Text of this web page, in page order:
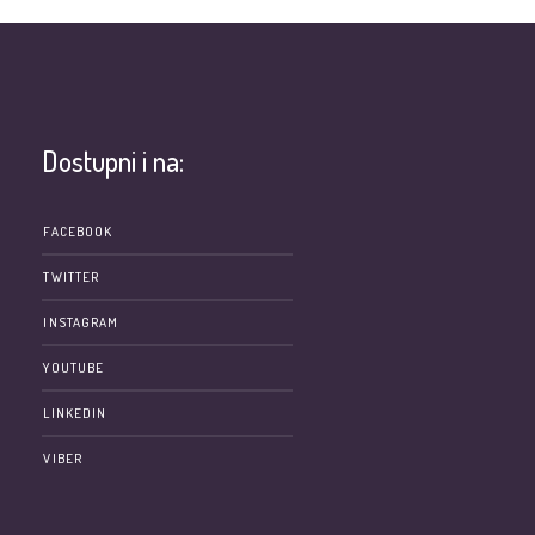
Dostupni i na:
FACEBOOK
TWITTER
INSTAGRAM
YOUTUBE
LINKEDIN
VIBER